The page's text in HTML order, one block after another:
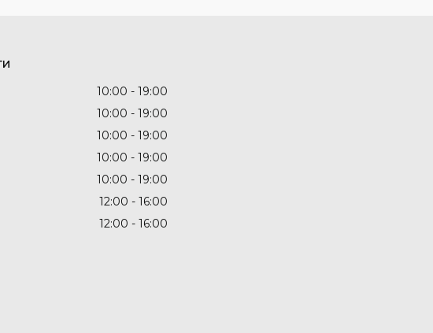
10:00
19:00
10:00
19:00
10:00
19:00
10:00
19:00
10:00
19:00
12:00
16:00
12:00 16:00